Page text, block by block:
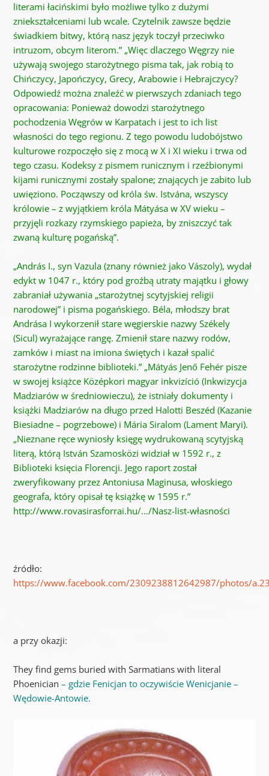
literami łacińskimi było możliwe tylko z dużymi
zniekształceniami lub wcale. Czytelnik zawsze będzie
świadkiem bitwy, którą nasz język toczył przeciwko
intruzom, obcym literom.” „Więc dlaczego Węgrzy nie
używają swojego starożytnego pisma tak, jak robią to
Chińczycy, Japończycy, Grecy, Arabowie i Hebrajczycy?
Odpowiedź można znaleźć w pierwszych zdaniach tego
opracowania: Ponieważ dowodzi starożytnego
pochodzenia Węgrów w Karpatach i jest to ich list
własności do tego regionu. Z tego powodu ludobójstwo
kulturowe rozpoczęło się z mocą w X i XI wieku i trwa od
tego czasu. Kodeksy z pismem runicznym i rzeźbionymi
kijami runicznymi zostały spalone; znających je zabito lub
uwięziono. Począwszy od króla św. Istvána, wszyscy
królowie – z wyjątkiem króla Mátyása w XV wieku –
przyjęli rozkazy rzymskiego papieża, by zniszczyć tak
zwaną kulturę pogańską”.
„András I., syn Vazula (znany również jako Vászoly), wydał
edykt w 1047 r., który pod groźbą utraty majątku i głowy
zabraniał używania „starożytnej scytyjskiej religii
narodowej” i pisma pogańskiego. Béla, młodszy brat
Andrása I wykorzenił stare węgierskie nazwy Székely
(Sicul) wyrażające rangę. Zmienił stare nazwy rodów,
zamków i miast na imiona świętych i kazał spalić
starożytne rodzinne biblioteki.” „Mátyás Jenő Fehér pisze
w swojej książce Középkori magyar inkvizíció (Inkwizycja
Madziarów w średniowieczu), że istniały dokumenty i
książki Madziarów na długo przed Halotti Beszéd (Kazanie
Biesiadne – pogrzebowe) i Mária Siralom (Lament Maryi).
„Nieznane ręce wyniosły księgę wydrukowaną scytyjską
literą, którą István Szamosközi widział w 1592 r., z
Biblioteki księcia Florencji. Jego raport został
zweryfikowany przez Antoniusa Maginusa, włoskiego
geografa, który opisał tę książkę w 1595 r.”
http://www.rovasirasforrai.hu/…/Nasz-list-własności
źródło:
https://www.facebook.com/2309238812642987/photos/
a przy okazji:
They find gems buried with Sarmatians with literal
Phoenician – gdzie Fenicjan to oczywiście Wenicjanie –
Wędowie-Antowie.